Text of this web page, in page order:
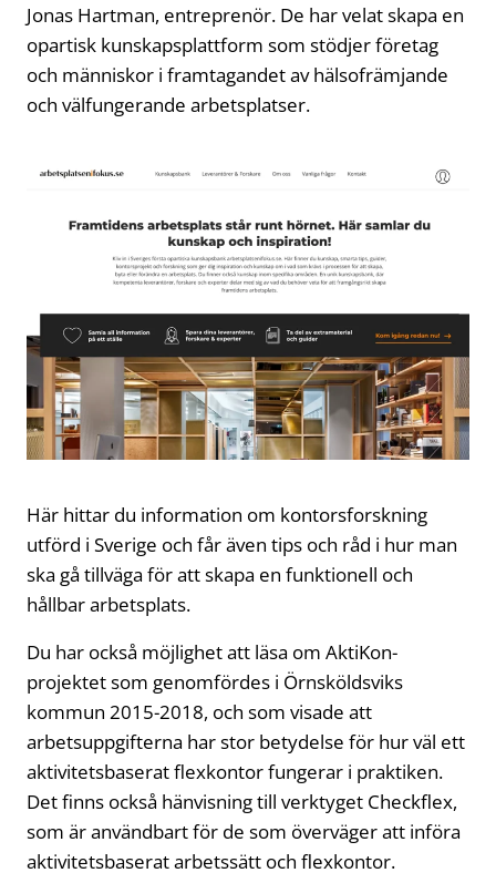
Jonas Hartman, entreprenör. De har velat skapa en
opartisk kunskapsplattform som stödjer företag
och människor i framtagandet av hälsofrämjande
och välfungerande arbetsplatser.
Här hittar du information om kontorsforskning
utförd i Sverige och får även tips och råd i hur man
ska gå tillväga för att skapa en funktionell och
hållbar arbetsplats.
Du har också möjlighet att läsa om AktiKon-
projektet som genomfördes i Örnsköldsviks
kommun 2015-2018, och som visade att
arbetsuppgifterna har stor betydelse för hur väl ett
aktivitetsbaserat flexkontor fungerar i praktiken.
Det finns också hänvisning till verktyget Checkflex,
som är användbart för de som överväger att införa
aktivitetsbaserat arbetssätt och flexkontor.